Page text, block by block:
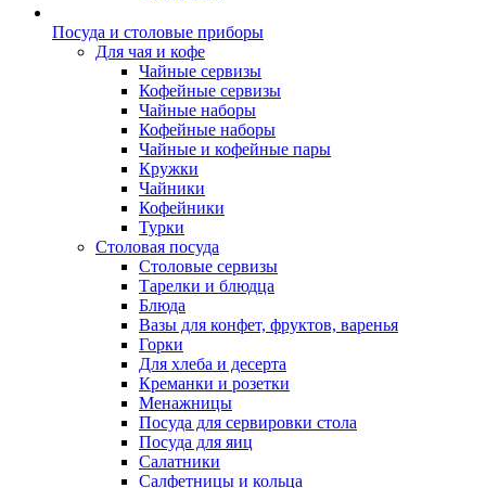
Посуда и столовые приборы
Для чая и кофе
Чайные сервизы
Кофейные сервизы
Чайные наборы
Кофейные наборы
Чайные и кофейные пары
Кружки
Чайники
Кофейники
Турки
Столовая посуда
Столовые сервизы
Тарелки и блюдца
Блюда
Вазы для конфет, фруктов, варенья
Горки
Для хлеба и десерта
Креманки и розетки
Менажницы
Посуда для сервировки стола
Посуда для яиц
Салатники
Салфетницы и кольца